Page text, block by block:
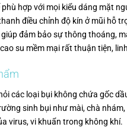
hợp với mọi kiểu dáng mặt
điều chỉnh độ kín ở mũi hỗ
đảm bảo sự thông thoáng,
su mềm mại rất thuận tiện,
các loại bụi không chứa gốc
sinh bụi như mài, chà
virus, vi khuẩn trong không khí.